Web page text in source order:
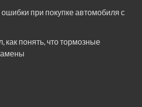
при покупке автомобиля с
как понять, что тормозные